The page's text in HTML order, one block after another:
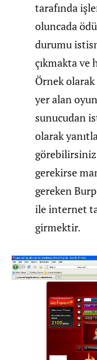
tarafında
oluncada
durumu
çıkmakta ve
Örnek
yer alan
sunucudan
olarak
gerekirse
gereken
ile internet
girmektir.